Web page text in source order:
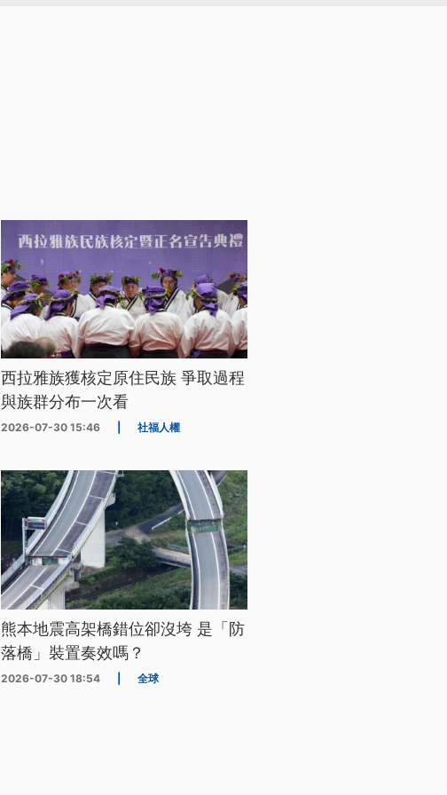
西拉雅族獲核定原住民族 爭取過程
與族群分布一次看
2026-07-30 15:46 社福人權
熊本地震高架橋錯位卻沒垮 是「防
落橋」裝置奏效嗎？
2026-07-30 18:54 全球